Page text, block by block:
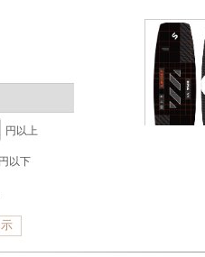
円以上
円以下